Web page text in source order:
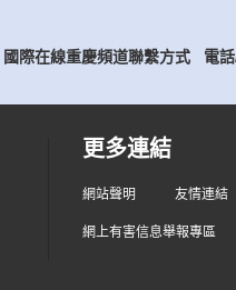
國際在線重慶頻道聯繫方式 電
更多連結
網站聲明 友情連結
網上有害信息舉報專區